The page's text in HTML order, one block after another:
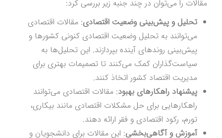
مقالات را می‌توان در چند جنبه زیر بررسی کرد:
تحلیل و پیش‌بینی وضعیت اقتصادی: مقالات اقتصادی
می‌توانند به تحلیل وضعیت اقتصادی کنونی کشورها و
پیش‌بینی روندهای آینده بپردازند. این تحلیل‌ها به
سیاست‌گذاران کمک می‌کنند تا تصمیمات بهتری برای
مدیریت اقتصاد کشور اتخاذ کنند.
پیشنهاد راهکارهای بهبود: مقالات اقتصادی می‌توانند
راهکارهایی برای حل مشکلات اقتصادی مانند بیکاری،
تورم، رکود اقتصادی و فقر ارائه دهند.
آموزش و آگاهی‌بخشی: این مقالات برای دانشجویان و